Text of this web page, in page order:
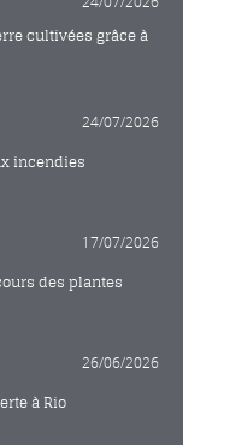
cultivées grâce à
24/07/2026
incendies
17/07/2026
des plantes
26/06/2026
à Rio